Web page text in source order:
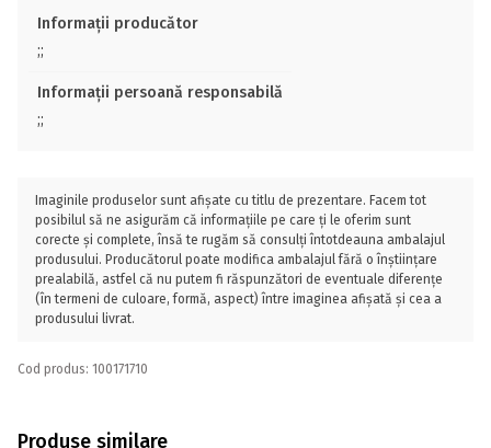
Informații producător
;;
Informații persoană responsabilă
;;
Imaginile produselor sunt afișate cu titlu de prezentare. Facem tot
posibilul să ne asigurăm că informațiile pe care ți le oferim sunt
corecte și complete, însă te rugăm să consulți întotdeauna ambalajul
produsului. Producătorul poate modifica ambalajul fără o înștiințare
prealabilă, astfel că nu putem fi răspunzători de eventuale diferențe
(în termeni de culoare, formă, aspect) între imaginea afișată și cea a
produsului livrat.
Cod produs: 100171710
Produse similare